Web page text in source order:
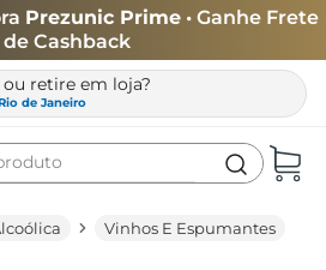
Prezunic Prime • Ganhe Frete
de Cashback
retire em loja?
de Janeiro
Vinhos E Espumantes